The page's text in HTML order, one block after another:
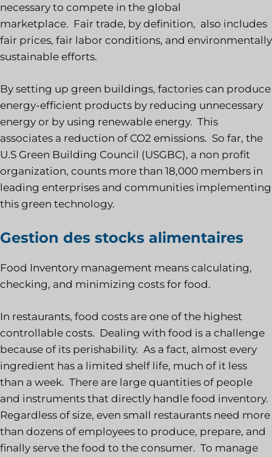
necessary to compete in the global
marketplace. Fair trade, by definition, also includes
fair prices, fair labor conditions, and environmentally
sustainable efforts.
By setting up green buildings, factories can produce
energy-efficient products by reducing unnecessary
energy or by using renewable energy. This
associates a reduction of CO2 emissions. So far, the
U.S Green Building Council (USGBC), a non profit
organization, counts more than 18,000 members in
leading enterprises and communities implementing
this green technology.
Gestion des stocks alimentaires
Food Inventory management means calculating,
checking, and minimizing costs for food.
In restaurants, food costs are one of the highest
controllable costs. Dealing with food is a challenge
because of its perishability. As a fact, almost every
ingredient has a limited shelf life, much of it less
than a week. There are large quantities of people
and instruments that directly handle food inventory.
Regardless of size, even small restaurants need more
than dozens of employees to produce, prepare, and
finally serve the food to the consumer. To manage